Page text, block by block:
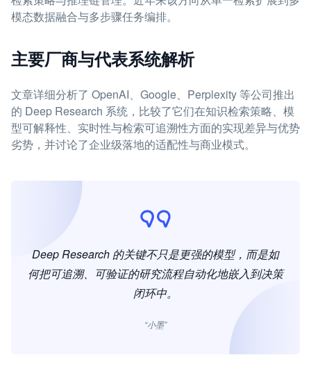
模态数据融合与多步骤任务编排。
主要厂商与代表系统解析
文章详细分析了 OpenAI、Google、Perplexity 等公司推出
的 Deep Research 系统，比较了它们在知识检索策略、模
型可解释性、实时性与检索可追溯性方面的实现差异与优势
劣势，并讨论了企业级落地的适配性与商业模式。
Deep Research 的关键不只是更强的模型，而是如
何把可追溯、可验证的研究流程自动化地嵌入到决策
闭环中。
“小墨”